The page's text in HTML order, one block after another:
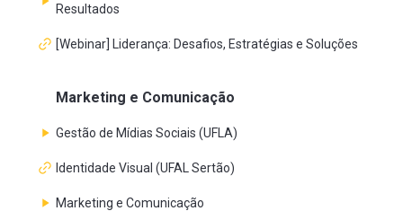
Resultados
[Webinar] Liderança: Desafios, Estratégias e Soluções
Marketing e Comunicação
Gestão de Mídias Sociais (UFLA)
Identidade Visual (UFAL Sertão)
Marketing e Comunicação